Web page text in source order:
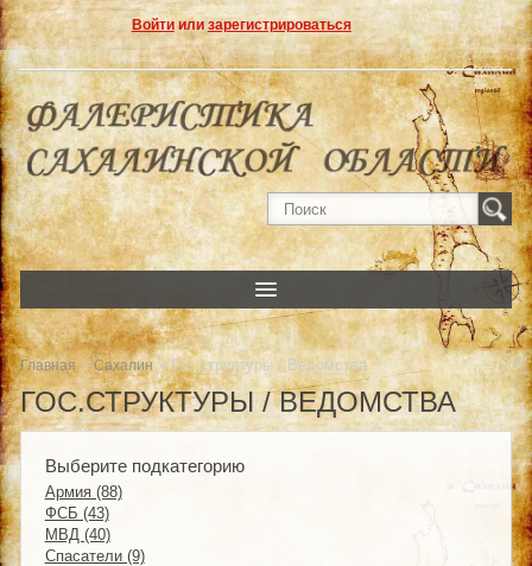
Войтиили зарегистрироваться
Главная » Сахалин» Гос.структуры / Ведомства
ГОС.СТРУКТУРЫ / ВЕДОМСТВА
Выберите подкатегорию
Армия (88)
ФСБ (43)
МВД (40)
Спасатели (9)